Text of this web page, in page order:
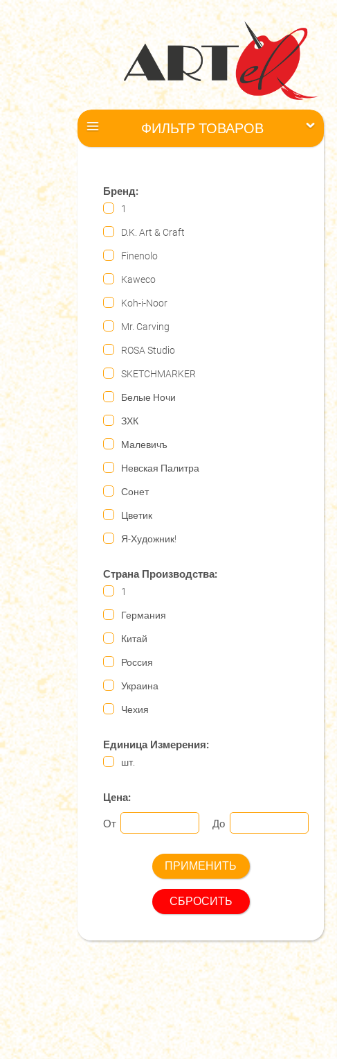
ФИЛЬТР ТОВАРОВ
Бренд:
1
D.K. Art & Craft
Finenolo
Kaweco
Koh-i-Noor
Mr. Carving
ROSA Studio
SKETCHMARKER
Белые Ночи
ЗХК
Малевичъ
Невская Палитра
Сонет
Цветик
Я-Художник!
Страна Производства:
1
Германия
Китай
Россия
Украина
Чехия
Единица Измерения:
шт.
Цена:
От До
СБРОСИТЬ